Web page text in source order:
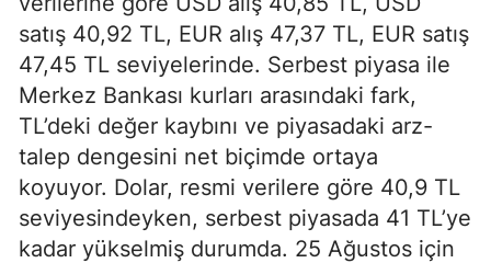
satış 40,92 TL, EUR alış 47,37 TL, EUR satış
47,45 TL seviyelerinde. Serbest piyasa ile
Merkez Bankası kurları arasındaki fark,
TL’deki değer kaybını ve piyasadaki arz-
talep dengesini net biçimde ortaya
koyuyor. Dolar, resmi verilere göre 40,9 TL
seviyesindeyken, serbest piyasada 41 TL’ye
kadar yükselmiş durumda. 25 Ağustos için